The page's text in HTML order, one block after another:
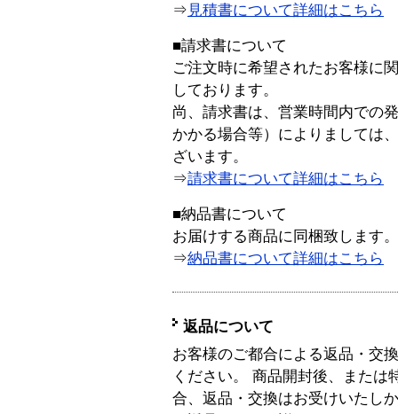
⇒ 見積書について詳細はこちら
■請求書について
ご注文時に希望されたお客様に
しております。
尚、請求書は、営業時間内での
かかる場合等）によりましては
ざいます。
⇒請求書について詳細はこちら
■納品書について
お届けする商品に同梱致します。
⇒納品書について詳細はこちら
返品について
お客様のご都合による返品・交
ください。 商品開封後、または
合、返品・交換はお受けいたし